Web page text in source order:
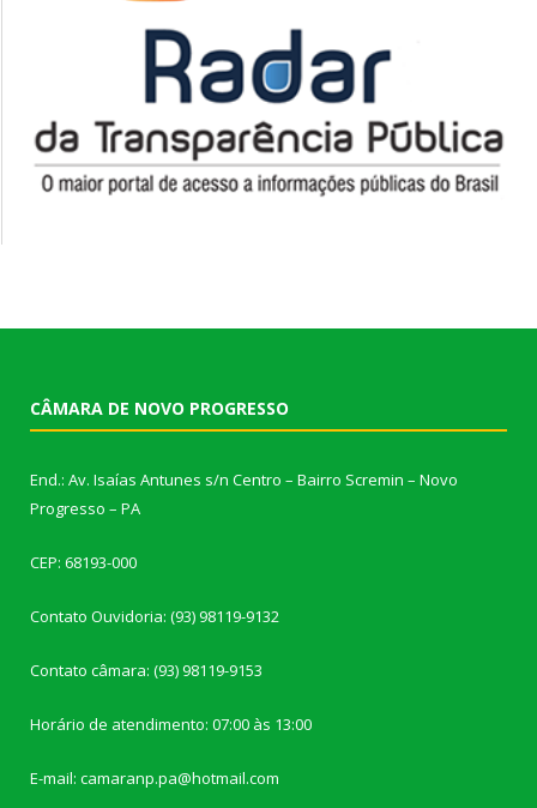
CÂMARA DE NOVO PROGRESSO
End.: Av. Isaías Antunes s/n Centro – Bairro Scremin – Novo
Progresso – PA
CEP: 68193-000
Contato Ouvidoria: (93) 98119-9132
Contato câmara: (93) 98119-9153
Horário de atendimento: 07:00 às 13:00
E-mail: camaranp.pa@hotmail.com